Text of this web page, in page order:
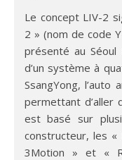
Le concept LIV-2
2 » (nom de code
présenté au Séoul
d’un système à
SsangYong, l’auto
permettant d’aller
est basé sur
constructeur, les «
3Motion » et «